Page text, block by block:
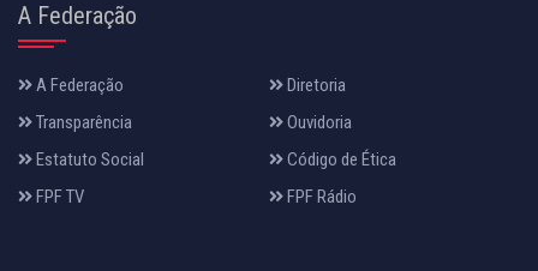
A Federação
A Federação
Diretoria
Transparência
Ouvidoria
Estatuto Social
Código de Ética
FPF TV
FPF Rádio